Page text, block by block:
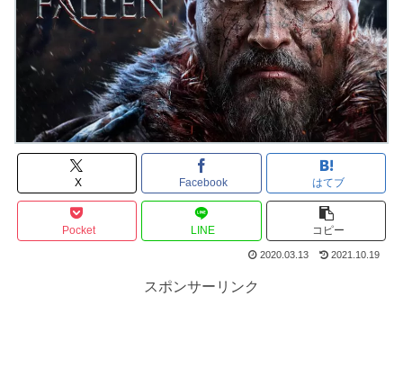
X Facebook はてブ
Pocket LINE コピー
2020.03.13 2021.10.19
スポンサーリンク